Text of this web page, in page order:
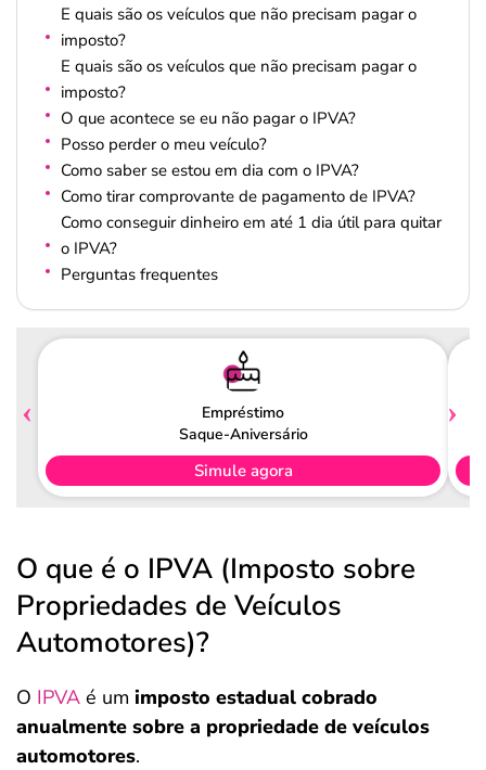
E quais são os veículos que não precisam pagar o
imposto?
E quais são os veículos que não precisam pagar o
imposto?
O que acontece se eu não pagar o IPVA?
Posso perder o meu veículo?
Como saber se estou em dia com o IPVA?
Como tirar comprovante de pagamento de IPVA?
Como conseguir dinheiro em até 1 dia útil para quitar
o IPVA?
Perguntas frequentes
Empréstimo
Saque-Aniversário
Simule agora
O que é o IPVA (Imposto sobre
Propriedades de Veículos
Automotores)?
O IPVA é um imposto estadual cobrado
anualmente sobre a propriedade de veículos
automotores.